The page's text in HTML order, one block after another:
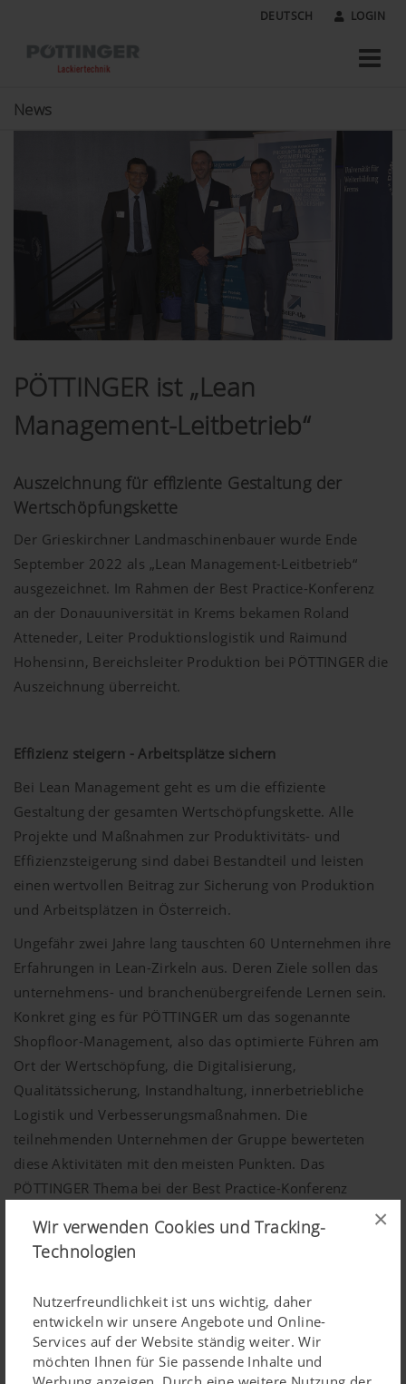
Wir verwenden Cookies und Tracking-
Technologien
×
Nutzerfreundlichkeit ist uns wichtig, daher
entwickeln wir unsere Angebote und Online-
Services auf der Website ständig weiter. Wir
möchten Ihnen für Sie passende Inhalte und
DEUTSCH LOGIN
News
PÖTTINGER ist „Lean
Management-Leitbetrieb“
Auszeichnung für effiziente Gestaltung der
Wertschöpfungskette
Der Grieskirchner Landmaschinenbauer wurde Ende
September 2022 als „Lean Management-Leitbetrieb“
ausgezeichnet. Im Rahmen der Best Practice-Konferenz
an der Donauuniversität in Krems bekamen Roland
Atteneder, Leiter Produktionslogistik und Raimund
Hohensinn, Bereichsleiter Produktion bei PÖTTINGER die
Auszeichnung überreicht.
Effizienz steigern - Arbeitsplätze sichern
Bei Lean Management geht es um die effiziente
Gestaltung der gesamten Wertschöpfungskette. Alle
Projekte und Maßnahmen zur Produktivitäts- und
Effizienzsteigerung sind dabei Bestandteil und leisten
einen wertvollen Beitrag zur Sicherung von Produktion
und Arbeitsplätzen in Österreich.
Ungefähr zwei Jahre lang tauschten 60 Unternehmen ihre
Erfahrungen in Lean-Zirkeln aus. Deren Ziele sollen das
unternehmens- und branchenübergreifende Lernen sein.
Konkret ging es für PÖTTINGER um das sogenannte
Shopfloor-Management, also das optimierte Führen am
Ort der Wertschöpfung, die Digitalisierung,
Qualitätssicherung, Instandhaltung, innerbetriebliche
Logistik und Verbesserungsmaßnahmen. Die
teilnehmenden Unternehmen der Gruppe bewerteten
diese Aktivitäten mit den meisten Punkten. Das
PÖTTINGER Thema bei der Best Practice-Konferenz
lautete: „Steigende Variantenvielfalt effizient begleiten“.
StEP-UP (Österreichs führende Plattform zur
nachhaltigen Steigerung der Wettbewerbsfähigkeit
Maschinenbauer, dass Lean Management auf sehr
hohem Niveau betrieben wird. Andere namhafte
Unternehmen orientieren sich an den Erfahrungen des